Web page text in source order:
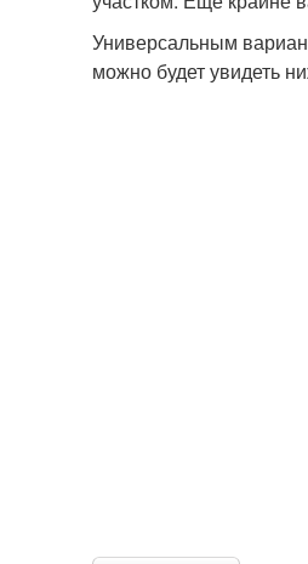
Универсальным
можно будет увидеть